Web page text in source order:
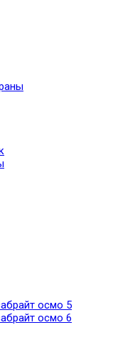
осмо 5
осмо 6